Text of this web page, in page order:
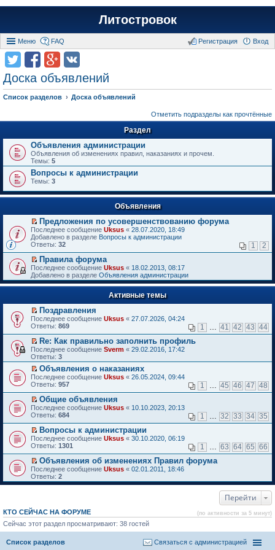
Литостровок
Меню FAQ Вход
Регистрация
Доска объявлений
Список разделов Доска объявлений
Отметить подразделы как прочтённые
Раздел
Объявления администрации
Объявления об изменениях правил, наказаниях и прочем.
Темы: 5
Вопросы к администрации
Темы: 3
Объявления
П
е
р
й
т
и
к
п
в
о
м
у
н
е
п
р
о
ч
и
а
н
н
о
м
у
с
о
о
б
щ
е
н
Предложения по усовершенствованию форума
Последнее сообщение Uksus « 28.07.2020, 18:49
Добавлено в разделе Вопросы к администрации
Ответы: 32 1 2
П
е
р
е
т
и
к
п
р
в
о
м
у
н
е
п
р
о
ч
т
а
н
н
о
м
у
с
о
щ
е
н
и
Правила форума
Последнее сообщение Uksus « 18.02.2013, 08:17
Добавлено в разделе Объявления администрации
Активные темы
П
е
е
й
т
и
к
п
е
в
о
м
у
н
е
п
р
о
ч
и
т
а
о
м
у
с
о
Поздравления
Последнее сообщение Uksus « 27.07.2026, 04:24
Ответы: 869 1 … 41 42 43 44
П
е
р
е
й
т
и
к
п
е
в
о
м
у
н
е
п
р
о
т
а
н
н
м
Re: Как правильно заполнить профиль
Последнее сообщение Sverm « 29.02.2016, 17:42
Ответы: 3
П
е
е
й
т
и
к
п
е
р
в
о
м
у
н
о
ч
а
Объявления о наказаниях
Последнее сообщение Uksus « 26.05.2024, 09:44
Ответы: 957 1 … 45 46 47 48
П
е
е
й
т
и
к
п
е
р
в
у
н
е
п
о
Общие объявления
Последнее сообщение Uksus « 10.10.2023, 20:13
Ответы: 684 1 … 32 33 34 35
П
е
е
й
т
и
р
в
о
м
у
н
Вопросы к администрации
Последнее сообщение Uksus « 30.10.2020, 06:19
Ответы: 1301 1 … 63 64 65 66
П
е
р
и
к
п
е
р
Объявления об изменениях Правил форума
Последнее сообщение Uksus « 02.01.2011, 18:46
Ответы: 2
Перейти
КТО СЕЙЧАС НА ФОРУМЕ (по активности за 5 минут)
Сейчас этот раздел просматривают: 38 гостей
Список разделов Связаться с администрацией